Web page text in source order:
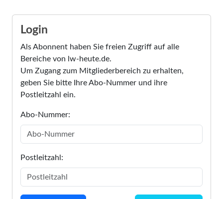
Login
Als Abonnent haben Sie freien Zugriff auf alle
Bereiche von lw-heute.de.
Um Zugang zum Mitgliederbereich zu erhalten,
geben Sie bitte Ihre Abo-Nummer und ihre
Postleitzahl ein.
Abo-Nummer:
Postleitzahl: